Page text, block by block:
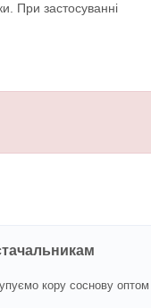
При застосуванні
кору соснову оптом